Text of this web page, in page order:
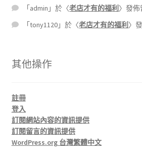
「admin 」於〈老店才有的福利 〉發佈
「tony1120 」於〈老店才有的福利 〉
其他操作
註冊
登入
訂閱網站內容的資訊提供
訂閱留言的資訊提供
WordPress.org 台灣繁體中文